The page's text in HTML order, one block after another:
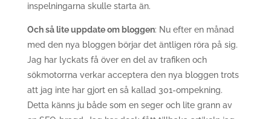
inspelningarna skulle starta än.
Och så lite uppdate om bloggen: Nu efter en månad
med den nya bloggen börjar det äntligen röra på sig.
Jag har lyckats få över en del av trafiken och
sökmotorrna verkar acceptera den nya bloggen trots
att jag inte har gjort en så kallad 301-ompekning.
Detta känns ju både som en seger och lite grann av